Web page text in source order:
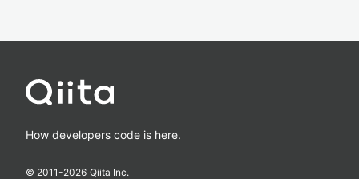
How developers code is here.
© 2011-2026 Qiita Inc.